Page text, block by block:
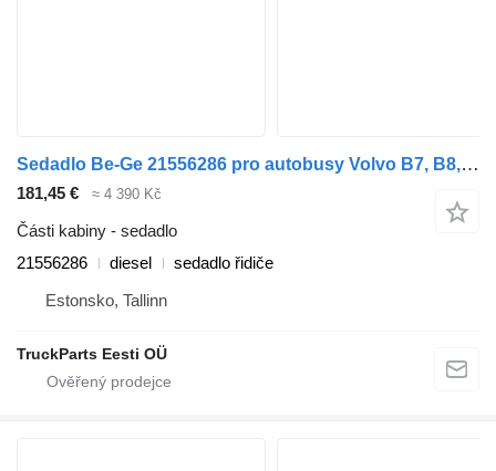
Sedadlo Be-Ge 21556286 pro autobusy Volvo B7, B8, B9, B12 bus (2005-)
181,45 € ≈ 4 390 Kč
Části kabiny - sedadlo
21556286
diesel
sedadlo řidiče
Estonsko, Tallinn
TruckParts Eesti OÜ